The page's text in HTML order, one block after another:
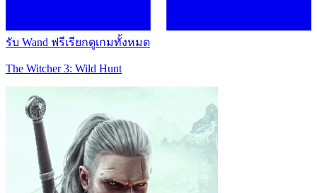
รับ Wand ฟรีเรียกดูเกมทั้งหมด
The Witcher 3: Wild Hunt